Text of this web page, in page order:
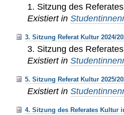
1. Sitzung des
Existiert in
3. Sitzung Referat Kultur 2024/
3. Sitzung des
Existiert in
5. Sitzung Referat Kultur 2025/
Existiert in
4. Sitzung des Referates Kultur